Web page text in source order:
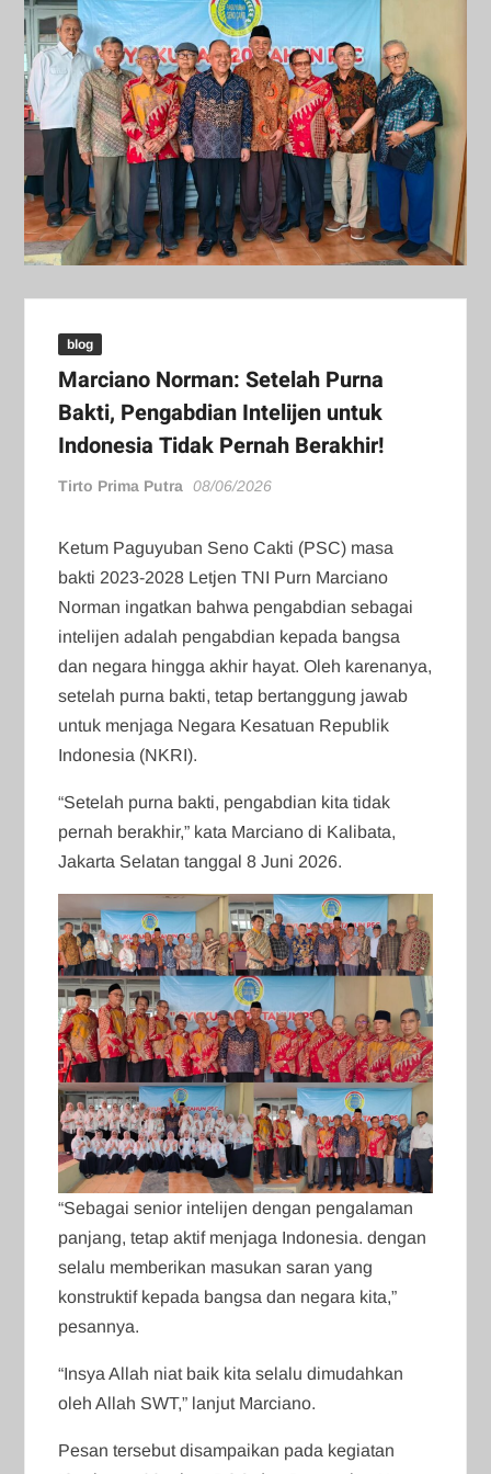
blog
Marciano Norman: Setelah Purna
Bakti, Pengabdian Intelijen untuk
Indonesia Tidak Pernah Berakhir!
Tirto Prima Putra 08/06/2026
Ketum Paguyuban Seno Cakti (PSC) masa
bakti 2023-2028 Letjen TNI Purn Marciano
Norman ingatkan bahwa pengabdian sebagai
intelijen adalah pengabdian kepada bangsa
dan negara hingga akhir hayat. Oleh karenanya,
setelah purna bakti, tetap bertanggung jawab
untuk menjaga Negara Kesatuan Republik
Indonesia (NKRI).
“Setelah purna bakti, pengabdian kita tidak
pernah berakhir,” kata Marciano di Kalibata,
Jakarta Selatan tanggal 8 Juni 2026.
“Sebagai senior intelijen dengan pengalaman
panjang, tetap aktif menjaga Indonesia. dengan
selalu memberikan masukan saran yang
konstruktif kepada bangsa dan negara kita,”
pesannya.
“Insya Allah niat baik kita selalu dimudahkan
oleh Allah SWT,” lanjut Marciano.
Pesan tersebut disampaikan pada kegiatan